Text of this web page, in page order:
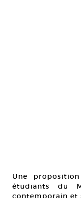
Une
étudiants du
contemporain et